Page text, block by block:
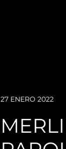
27 ENERO 2022